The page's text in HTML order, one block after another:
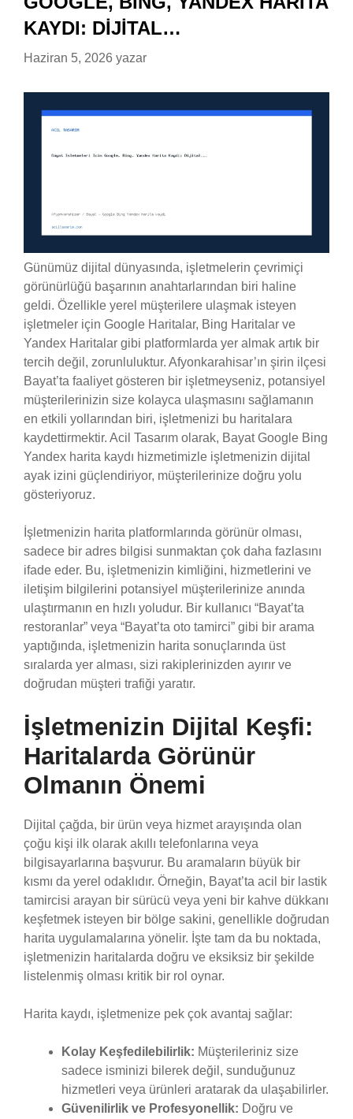
KAYDI: DIJITAL…
Haziran 5, 2026 yazar
Günümüz dijital dünyasında, işletmelerin çevrimiçi
görünürlüğü başarının anahtarlarından biri haline
geldi. Özellikle yerel müşterilere ulaşmak isteyen
işletmeler için Google Haritalar, Bing Haritalar ve
Yandex Haritalar gibi platformlarda yer almak artık bir
tercih değil, zorunluluktur. Afyonkarahisar’ın şirin ilçesi
Bayat’ta faaliyet gösteren bir işletmeyseniz, potansiyel
müşterilerinizin size kolayca ulaşmasını sağlamanın
en etkili yollarından biri, işletmenizi bu haritalara
kaydettirmektir. Acil Tasarım olarak, Bayat Google Bing
Yandex harita kaydı hizmetimizle işletmenizin dijital
ayak izini güçlendiriyor, müşterilerinize doğru yolu
gösteriyoruz.
İşletmenizin harita platformlarında görünür olması,
sadece bir adres bilgisi sunmaktan çok daha fazlasını
ifade eder. Bu, işletmenizin kimliğini, hizmetlerini ve
iletişim bilgilerini potansiyel müşterilerinize anında
ulaştırmanın en hızlı yoludur. Bir kullanıcı “Bayat’ta
restoranlar” veya “Bayat’ta oto tamirci” gibi bir arama
yaptığında, işletmenizin harita sonuçlarında üst
sıralarda yer alması, sizi rakiplerinizden ayırır ve
doğrudan müşteri trafiği yaratır.
İşletmenizin Dijital Keşfi:
Haritalarda Görünür
Olmanın Önemi
Dijital çağda, bir ürün veya hizmet arayışında olan
çoğu kişi ilk olarak akıllı telefonlarına veya
bilgisayarlarına başvurur. Bu aramaların büyük bir
kısmı da yerel odaklıdır. Örneğin, Bayat’ta acil bir lastik
tamircisi arayan bir sürücü veya yeni bir kahve dükkanı
keşfetmek isteyen bir bölge sakini, genellikle doğrudan
harita uygulamalarına yönelir. İşte tam da bu noktada,
işletmenizin haritalarda doğru ve eksiksiz bir şekilde
listelenmiş olması kritik bir rol oynar.
Harita kaydı, işletmenize pek çok avantaj sağlar:
Kolay Keşfedilebilirlik: Müşterileriniz size
sadece isminizi bilerek değil, sunduğunuz
hizmetleri veya ürünleri aratarak da ulaşabilirler.
Güvenilirlik ve Profesyonellik: Doğru ve